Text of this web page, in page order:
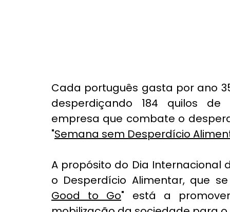
Cada português gasta por ano
desperdiçando 184 quilos
empresa que combate o
"Semana sem Desperdício
A propósito do Dia Internacional
o Desperdício Alimentar, que
Good to Go" está a